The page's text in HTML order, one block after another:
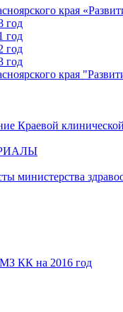
края
год
год
год
год
края
Краевой
министерства
МЗ КК на 2016 год